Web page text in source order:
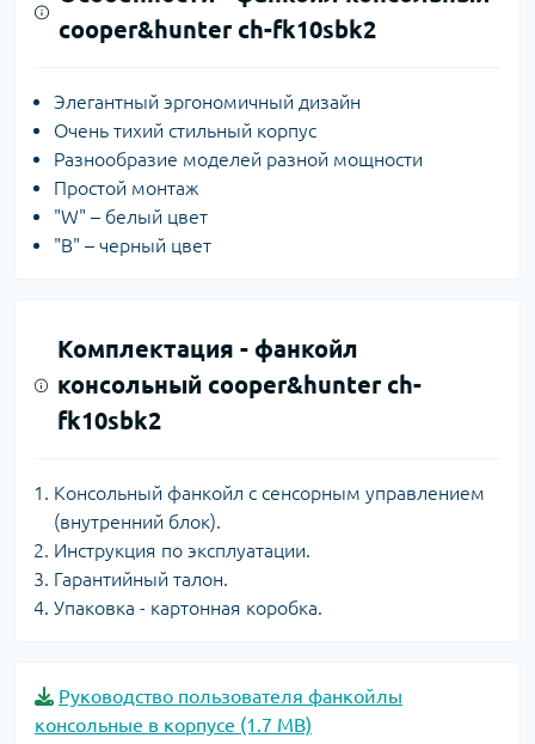
cooper&hunter ch-fk10sbk2
Элегантный эргономичный дизайн
Очень тихий стильный корпус
Разнообразие моделей разной мощности
Простой монтаж
"W" – белый цвет
"B" – черный цвет
Комплектация - фанкойл
консольный cooper&hunter ch-
fk10sbk2
Консольный фанкойл с сенсорным управлением
(внутренний блок).
Инструкция по эксплуатации.
Гарантийный талон.
Упаковка - картонная коробка.
Руководство пользователя фанкойлы
консольные в корпусе (1.7 MB)